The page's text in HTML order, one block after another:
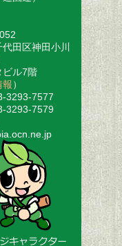
田区神田小川
ビル7階
報）
3293-7577
3293-7579